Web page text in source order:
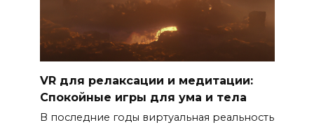
VR для релаксации и медитации:
Спокойные игры для ума и тела
В последние годы виртуальная реальность